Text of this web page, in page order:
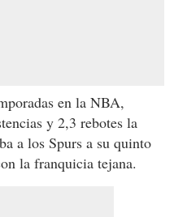
en la NBA,
y 2,3 rebotes la
a los Spurs a su quinto
la franquicia tejana.